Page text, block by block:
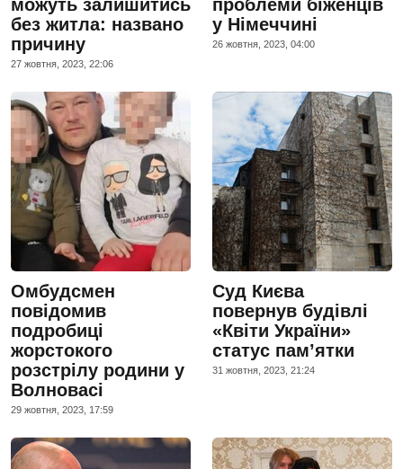
можуть залишитись
без житла: названо
причину
27 жовтня, 2023, 22:06
проблеми біженців
у Німеччині
26 жовтня, 2023, 04:00
Омбудсмен
повідомив
подробиці
жорстокого
розстрілу родини у
Волновасі
29 жовтня, 2023, 17:59
Суд Києва
повернув будівлі
«Квіти України»
статус памʼятки
31 жовтня, 2023, 21:24